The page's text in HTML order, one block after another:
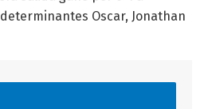
Oscar, Jonathan